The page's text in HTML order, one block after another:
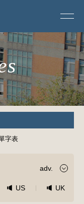
字表
adv.
US UK